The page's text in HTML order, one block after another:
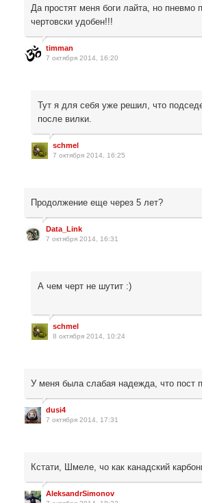
Да простят меня боги лайта, но пневмо
чертовски удобен!!!
timman
7 октября 2014, 16:20
Тут я для себя уже решил, что
после вилки.
schmel
7 октября 2014, 16:25
Продолжение еще через 5 лет?
Data_Link
7 октября 2014, 16:31
А чем черт не шутит :)
schmel
8 октября 2014, 10:24
У меня была слабая надежда, что пост
dusi4
7 октября 2014, 17:31
Кстати, Шмеле, чо как канадский
AleksandrSimonov